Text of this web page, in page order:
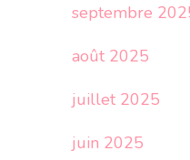
septembre
août 2025
juillet 2025
juin 2025